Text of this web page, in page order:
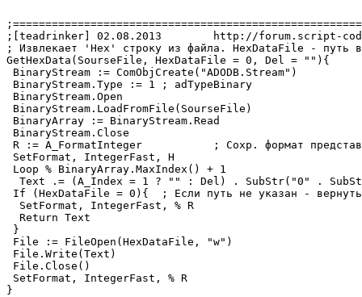
;[teadrinker] 02.08.2013	http://forum.script-coding.com/viewtopic.php?pid=74189#p74189
; Извлекает 'Hex' строку из файла. HexDataFile - путь
GetHexData(SourseFile, HexDataFile = 0, Del = ""){
BinaryStream := ComObjCreate("ADODB.Stream")
BinaryStream.Type := 1 ; adTypeBinary
BinaryStream.Open
BinaryStream.LoadFromFile(SourseFile)
BinaryArray := BinaryStream.Read
BinaryStream.Close
R := A_FormatInteger		; Сохр. формат представления.
SetFormat, IntegerFast, H
Loop % BinaryArray.MaxIndex() + 1
Text .= (A_Index = 1 ? "" : Del) . SubStr("0" .
If (HexDataFile = 0){	; Если путь не указан - вернуть строку:
  SetFormat, IntegerFast, % R
  Return Text
}
File := FileOpen(HexDataFile, "w")
File.Write(Text)
File.Close()
SetFormat, IntegerFast, % R
}